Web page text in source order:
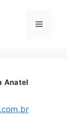
Menu
Anatel